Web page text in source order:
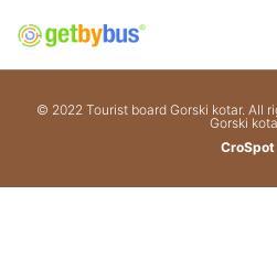
© 2022 Tourist board Gorski kotar. All
Gorski
CroSpot